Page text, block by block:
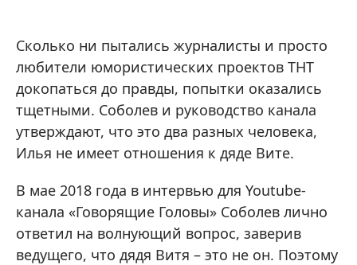
Сколько ни пытались журналисты и просто
любители юмористических проектов ТНТ
докопаться до правды, попытки оказались
тщетными. Соболев и руководство канала
утверждают, что это два разных человека,
Илья не имеет отношения к дяде Вите.
В мае 2018 года в интервью для Youtube-
канала «Говорящие Головы» Соболев лично
ответил на волнующий вопрос, заверив
ведущего, что дядя Витя – это не он. Поэтому